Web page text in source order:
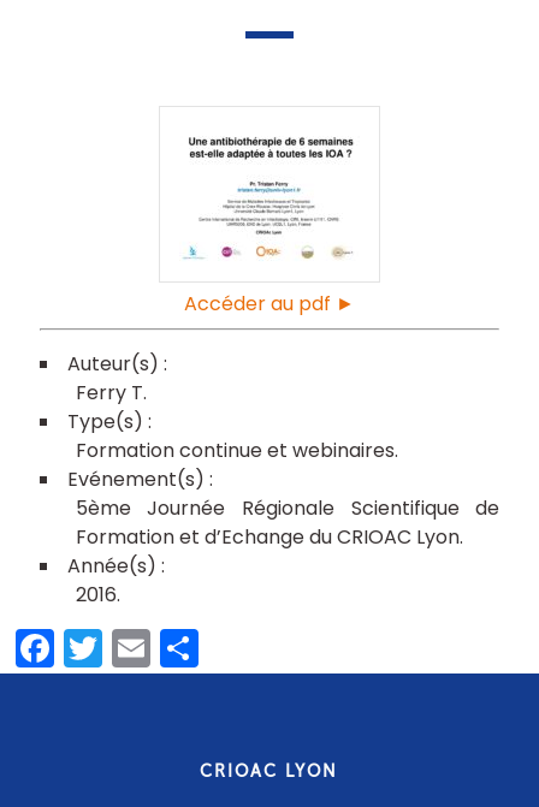
Accéder au pdf ►
Ferry T
Formation continue et webinaires
5ème Journée Régionale Scientifique de
Formation et d’Echange du CRIOAC Lyon
2016
Facebook
Twitter
EmailShare
CRIOAC LYON